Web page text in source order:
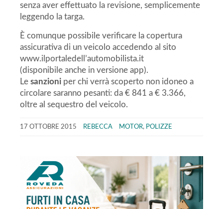
senza aver effettuato la revisione, semplicemente
leggendo la targa.
È comunque possibile verificare la copertura
assicurativa di un veicolo accedendo al sito
www.ilportaledell’automobilista.it
(disponibile anche in versione app).
Le sanzioni per chi verrà scoperto non idoneo a
circolare saranno pesanti: da € 841 a € 3.366,
oltre al sequestro del veicolo.
17 OTTOBRE 2015 REBECCA MOTOR, POLIZZE